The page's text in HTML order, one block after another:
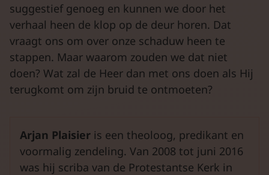
suggestief genoeg en kunnen we door het
verhaal heen de klop op de deur horen. Dat
vraagt ons om over onze schaduw heen te
stappen. Maar waarom zouden we dat niet
doen? Wat zal de Heer dan met ons doen als Hij
terugkomt om zijn bruid te ontmoeten?
Arjan Plaisier is een theoloog, predikant en
voormalig zendeling. Van 2008 tot juni 2016
was hij scriba van de Protestantse Kerk in